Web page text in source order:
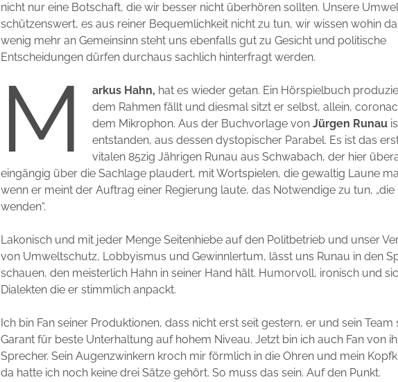
nicht nur eine Botschaft, die wir besser nicht überhören sollten. Unsere
schützenswert, es aus reiner Bequemlichkeit nicht zu tun, wir wissen wohin
wenig mehr an Gemeinsinn steht uns ebenfalls gut zu Gesicht und politische
Entscheidungen dürfen durchaus sachlich hinterfragt werden.
M arkus Hahn, hat es wieder getan. Ein Hörspielbuch
dem Rahmen fällt und diesmal sitzt er selbst, allein,
dem Mikrophon. Aus der Buchvorlage von Jürgen Runau
entstanden, aus dessen dystopischer Parabel. Es ist das
vitalen 85zig Jährigen Runau aus Schwabach, der hier
eingängig über die Sachlage plaudert, mit Wortspielen, die gewaltig Laune
wenn er meint der Auftrag einer Regierung laute, das Notwendige zu tun, „die
wenden“.
Lakonisch und mit jeder Menge Seitenhiebe auf den Politbetrieb und unser
von Umweltschutz, Lobbyismus und Gewinnlertum, lässt uns Runau in den
schauen, den meisterlich Hahn in seiner Hand hält. Humorvoll, ironisch und
Dialekten die er stimmlich anpackt.
Ich bin Fan seiner Produktionen, dass nicht erst seit gestern, er und sein Team
Garant für beste Unterhaltung auf hohem Niveau. Jetzt bin ich auch Fan von
Sprecher. Sein Augenzwinkern kroch mir förmlich in die Ohren und mein
da hatte ich noch keine drei Sätze gehört. So muss das sein. Auf den Punkt.